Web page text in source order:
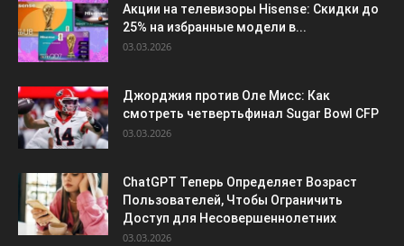
Акции на телевизоры Hisense: Скидки до
25% на избранные модели в...
03.03.2026
Джорджия против Оле Мисс: Как
смотреть четвертьфинал Sugar Bowl CFP
03.03.2026
ChatGPT Теперь Определяет Возраст
Пользователей, Чтобы Ограничить
Доступ для Несовершеннолетних
03.03.2026